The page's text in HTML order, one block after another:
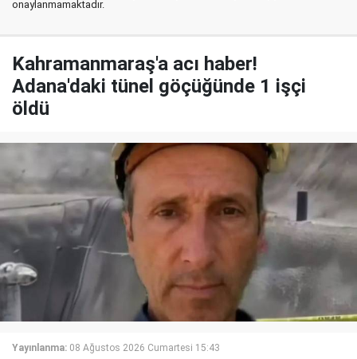
onaylanmamaktadır.
Kahramanmaraş'a acı haber!
Adana'daki tünel göçüğünde 1 işçi
öldü
Yayınlanma: 08 Ağustos 2026 Cumartesi 15:43